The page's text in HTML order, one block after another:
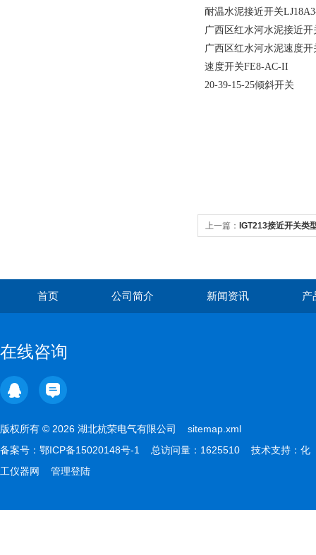
耐温水泥接近开关
广西区红水河水泥接近开
广西区红水河水泥速度
速度开关FE8-AC-II
20-39-15-25倾斜开关
上一篇： IGT213接近开关类
首页 公司简介 新闻资讯 产
在线咨询
版权所有 © 2026 湖北杭荣电气有限公司 sitemap.xml
备案号： 鄂ICP备15020148号-1 总访问量：1625510 技术支持： 化
工仪器网
管理登陆